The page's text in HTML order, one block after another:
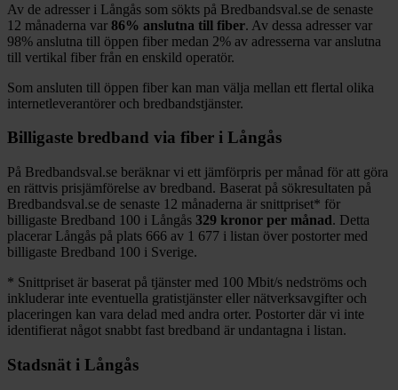
Av de adresser i Långås som sökts på Bredbandsval.se de senaste
12 månaderna var 86% anslutna till fiber. Av dessa adresser var
98% anslutna till öppen fiber medan 2% av adresserna var anslutna
till vertikal fiber från en enskild operatör.
Som ansluten till öppen fiber kan man välja mellan ett flertal olika
internetleverantörer och bredbandstjänster.
Billigaste bredband via fiber i Långås
På Bredbandsval.se beräknar vi ett jämförpris per månad för att göra
en rättvis prisjämförelse av bredband. Baserat på sökresultaten på
Bredbandsval.se de senaste 12 månaderna är snittpriset* för
billigaste Bredband 100 i Långås 329 kronor per månad. Detta
placerar Långås på plats 666 av 1 677 i listan över postorter med
billigaste Bredband 100 i Sverige.
* Snittpriset är baserat på tjänster med 100 Mbit/s nedströms och
inkluderar inte eventuella gratistjänster eller nätverksavgifter och
placeringen kan vara delad med andra orter. Postorter där vi inte
identifierat något snabbt fast bredband är undantagna i listan.
Stadsnät i Långås